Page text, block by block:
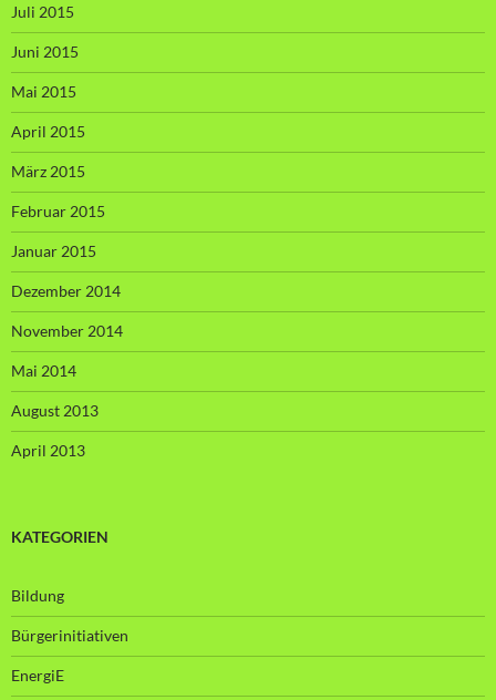
Juli 2015
Juni 2015
Mai 2015
April 2015
März 2015
Februar 2015
Januar 2015
Dezember 2014
November 2014
Mai 2014
August 2013
April 2013
KATEGORIEN
Bildung
Bürgerinitiativen
EnergiE